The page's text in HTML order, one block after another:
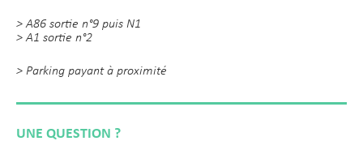
> A86 sortie n°9 puis N1
> A1 sortie n°2
> Parking payant à proximité
UNE QUESTION ?